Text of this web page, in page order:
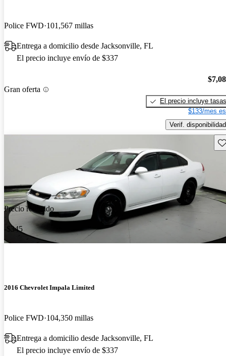
Police FWD 101,567 millas
Entrega a domicilio desde Jacksonville, FL
El precio incluye envío de $337
Gran oferta
El precio incluye tasas
$133/mes
Verif. disponibilidad
Precio reducido
-$345
2016 Chevrolet Impala Limited
Police FWD 104,350 millas
Entrega a domicilio desde Jacksonville, FL
El precio incluye envío de $337